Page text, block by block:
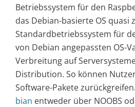
Betriebssystem für den
das Debian-basierte OS quasi
Standardbetriebssystem für
von Debian angepassten OS-
Verbreitung auf
Distribution. So können
Software-Pakete zurückgreifen.
bian entweder über NOOBS